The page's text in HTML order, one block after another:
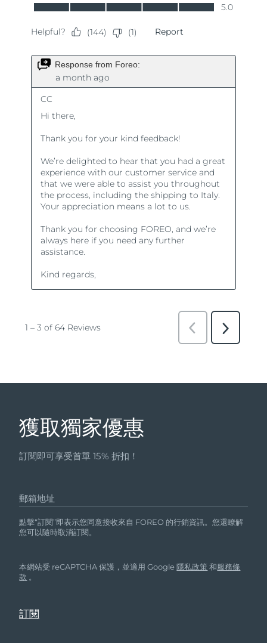
獲取獨家優惠
訂閱即可享受首單 15% 折扣！
郵箱地址
點擊“訂閱”即表示您同意接收來自 FOREO 的行銷資訊。您還瞭解
您可以隨時取消訂閱。
本網站受 reCAPTCHA 保護，並適用 Google隱私政策 和服務條
款 。